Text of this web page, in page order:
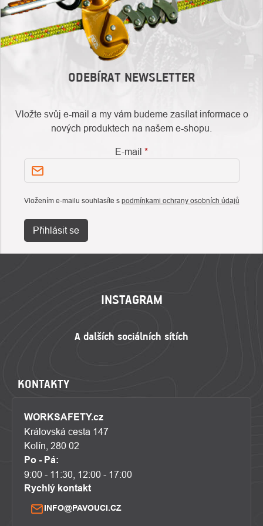
ODEBÍRAT NEWSLETTER
Vložte svůj e-mail a my vám budeme zasílat informace o
nových produktech na našem e-shopu.
E-mail
Vložením e-mailu souhlasíte s podmínkami ochrany osobních údajů
Přihlásit se
INSTAGRAM
KONTAKTY
WORKSAFETY.cz
Královská cesta 147
Kolín, 280 02
Po - Pá:
9:00 - 11:30, 12:00 - 17:00
Rychlý kontakt
INFO@PAVOUCI.CZ